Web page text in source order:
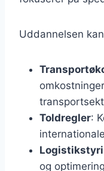
Uddannelsen
Toldregler:
og